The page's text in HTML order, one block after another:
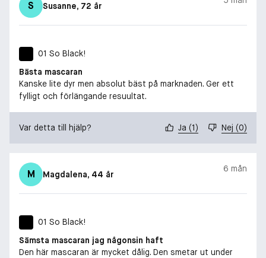
S Susanne, 72 år
01 So Black!
Bästa mascaran
Kanske lite dyr men absolut bäst på marknaden. Ger ett
fylligt och förlängande resuultat.
Var detta till hjälp? Ja (1) Nej (0)
M Magdalena, 44 år
6 mån
01 So Black!
Sämsta mascaran jag någonsin haft
Den här mascaran är mycket dålig. Den smetar ut under